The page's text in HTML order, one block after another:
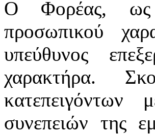
Ο Φορέας, ως
προσωπικού
υπεύθυνος
χαρακτήρα.
κατεπειγόντων
συνεπειών της